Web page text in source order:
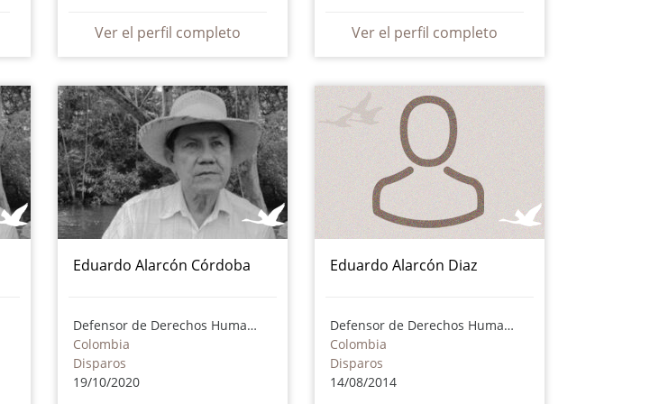
Ver el perfil completo Ver el perfil completo
Eduardo Alarcón Córdoba
Defensor de Derechos Humanos
Colombia
Disparos
19/10/2020
Eduardo Alarcón Diaz
Defensor de Derechos Humanos
Colombia
Disparos
14/08/2014